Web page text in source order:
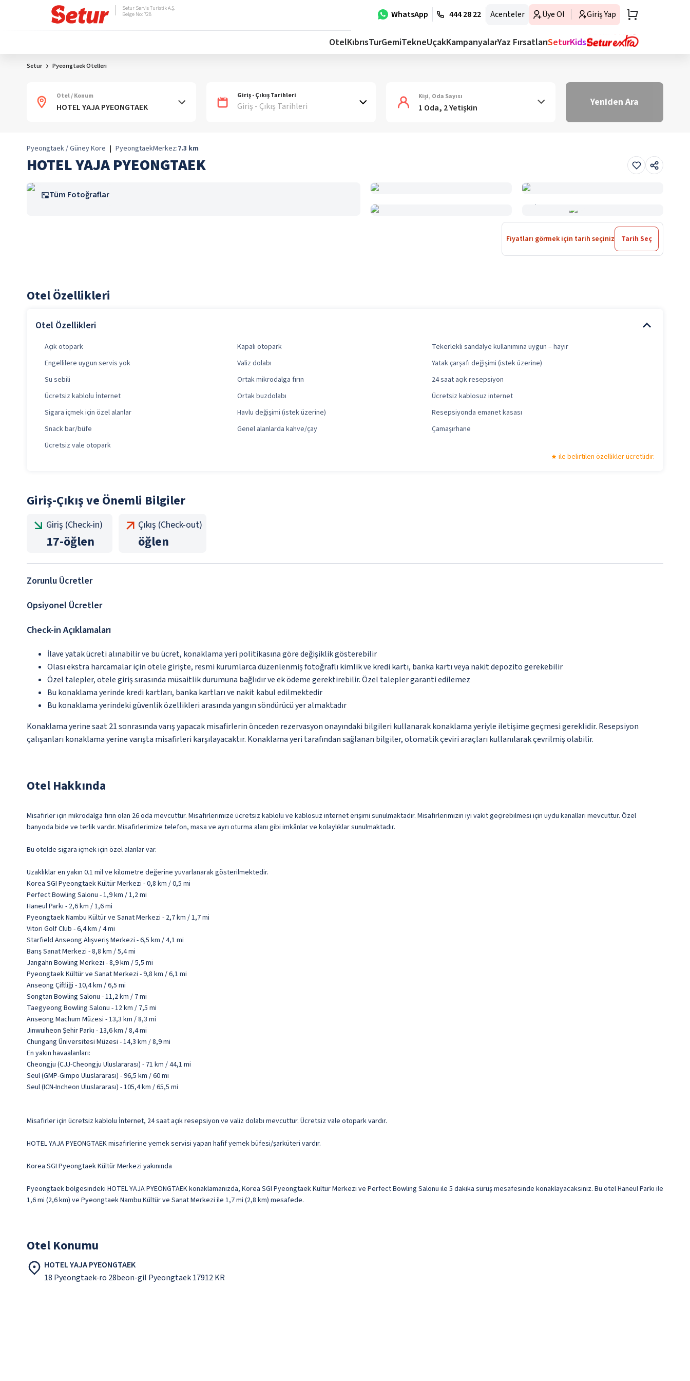
WhatsApp 444 28 22 Acenteler Üye Ol Giriş Yap
Setur Servis Turistik A.Ş.
Belge No: 728
OtelKıbrısTurGemiTekneUçakKampanyalarYaz FırsatlarıSeturKids
Setur Pyeongtaek Otelleri
Otel / Konum Giriş - Çıkış Tarihleri
Giriş - Çıkış Tarihleri
Kişi, Oda Sayısı
1 Oda, 2 Yetişkin Yeniden Ara
Pyeongtaek / Güney Kore | PyeongtaekMerkez:7.3 km
HOTEL YAJA PYEONGTAEK
Tüm Fotoğraflar
Fiyatları görmek için tarih seçiniz Tarih Seç
Otel Özellikleri
Otel Özellikleri
Açık otopark Kapalı otopark
Tekerlekli sandalye kullanımına uygun – hayır
Engellilere uygun servis yok
Valiz dolabı
Yatak çarşafı değişimi (istek üzerine)
Su sebili
Ortak mikrodalga fırın
24 saat açık resepsiyon
Ücretsiz kablolu İnternet
Ortak buzdolabı
Ücretsiz kablosuz internet
Sigara içmek için özel alanlar
Havlu değişimi (istek üzerine)
Resepsiyonda emanet kasası
Snack bar/büfe
Genel alanlarda kahve/çay
Çamaşırhane
Ücretsiz vale otopark
ile belirtilen özellikler ücretlidir.
Giriş-Çıkış ve Önemli Bilgiler
Giriş (Check-in)
17-öğlen
Çıkış (Check-out)
öğlen
Zorunlu Ücretler
Opsiyonel Ücretler
Check-in Açıklamaları
İlave yatak ücreti alınabilir ve bu ücret, konaklama yeri politikasına göre değişiklik gösterebilir
Olası ekstra harcamalar için otele girişte, resmi kurumlarca düzenlenmiş fotoğraflı kimlik ve kredi kartı, banka kartı veya nakit depozito gerekebilir
Özel talepler, otele giriş sırasında müsaitlik durumuna bağlıdır ve ek ödeme gerektirebilir. Özel talepler garanti edilemez
Bu konaklama yerinde kredi kartları, banka kartları ve nakit kabul edilmektedir
Bu konaklama yerindeki güvenlik özellikleri arasında yangın söndürücü yer almaktadır
Konaklama yerine saat 21 sonrasında varış yapacak misafirlerin önceden rezervasyon onayındaki bilgileri kullanarak konaklama yeriyle iletişime geçmesi gereklidir. Resepsiyon
çalışanları konaklama yerine varışta misafirleri karşılayacaktır. Konaklama yeri tarafından sağlanan bilgiler, otomatik çeviri araçları kullanılarak çevrilmiş olabilir.
Otel Hakkında
Misafirler için mikrodalga fırın olan 26 oda mevcuttur. Misafirlerimize ücretsiz kablolu ve kablosuz internet erişimi sunulmaktadır. Misafirlerimizin iyi vakit geçirebilmesi için uydu kanalları mevcuttur. Özel
banyoda bide ve terlik vardır. Misafirlerimize telefon, masa ve ayrı oturma alanı gibi imkânlar ve kolaylıklar sunulmaktadır.
Bu otelde sigara içmek için özel alanlar var.
Uzaklıklar en yakın 0.1 mil ve kilometre değerine yuvarlanarak gösterilmektedir.
Korea SGI Pyeongtaek Kültür Merkezi - 0,8 km / 0,5 mi
Perfect Bowling Salonu - 1,9 km / 1,2 mi
Haneul Parkı - 2,6 km / 1,6 mi
Pyeongtaek Nambu Kültür ve Sanat Merkezi - 2,7 km / 1,7 mi
Vitori Golf Club - 6,4 km / 4 mi
Starfield Anseong Alışveriş Merkezi - 6,5 km / 4,1 mi
Barış Sanat Merkezi - 8,8 km / 5,4 mi
Jangahn Bowling Merkezi - 8,9 km / 5,5 mi
Pyeongtaek Kültür ve Sanat Merkezi - 9,8 km / 6,1 mi
Anseong Çiftliği - 10,4 km / 6,5 mi
Songtan Bowling Salonu - 11,2 km / 7 mi
Taegyeong Bowling Salonu - 12 km / 7,5 mi
Anseong Machum Müzesi - 13,3 km / 8,3 mi
Jinwuiheon Şehir Parkı - 13,6 km / 8,4 mi
Chungang Üniversitesi Müzesi - 14,3 km / 8,9 mi
En yakın havaalanları:
Cheongju (CJJ-Cheongju Uluslararası) - 71 km / 44,1 mi
Seul (GMP-Gimpo Uluslararası) - 96,5 km / 60 mi
Seul (ICN-Incheon Uluslararası) - 105,4 km / 65,5 mi
Misafirler için ücretsiz kablolu İnternet, 24 saat açık resepsiyon ve valiz dolabı mevcuttur. Ücretsiz vale otopark vardır.
HOTEL YAJA PYEONGTAEK misafirlerine yemek servisi yapan hafif yemek büfesi/şarküteri vardır.
Korea SGI Pyeongtaek Kültür Merkezi yakınında
Pyeongtaek bölgesindeki HOTEL YAJA PYEONGTAEK konaklamanızda, Korea SGI Pyeongtaek Kültür Merkezi ve Perfect Bowling Salonu ile 5 dakika sürüş mesafesinde konaklayacaksınız. Bu otel Haneul Parkı ile
1,6 mi (2,6 km) ve Pyeongtaek Nambu Kültür ve Sanat Merkezi ile 1,7 mi (2,8 km) mesafede.
Otel Konumu
HOTEL YAJA PYEONGTAEK
18 Pyeongtaek-ro 28beon-gil Pyeongtaek 17912 KR